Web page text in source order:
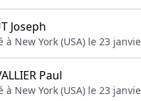
Joseph
New York (USA) le 23
Paul
New York (USA) le 23